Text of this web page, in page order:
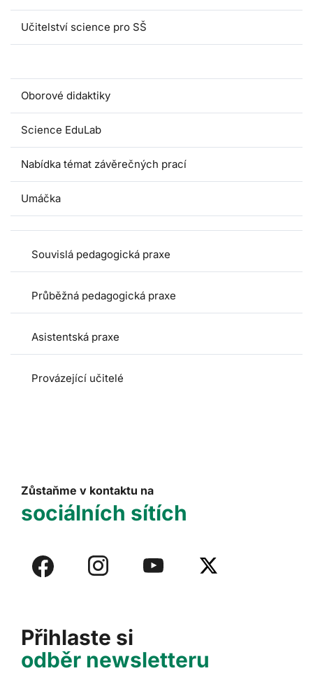
Učitelství science pro SŠ
Oborové didaktiky
Science EduLab
Nabídka témat závěrečných prací
Umáčka
Souvislá pedagogická praxe
Průběžná pedagogická praxe
Asistentská praxe
Provázející učitelé
Přihlaste si
odběr newsletteru
Zůstaňme v kontaktu na
sociálních sítích